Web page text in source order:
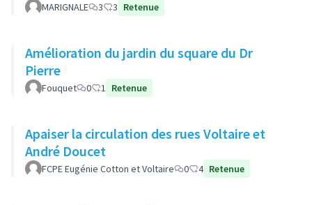
MARIGNALE 3 3 Retenue
Amélioration du jardin du square du Dr
Pierre
Fouquet 0 1 Retenue
Apaiser la circulation des rues Voltaire et
André Doucet
FCPE Eugénie Cotton et Voltaire 0 4 Retenue